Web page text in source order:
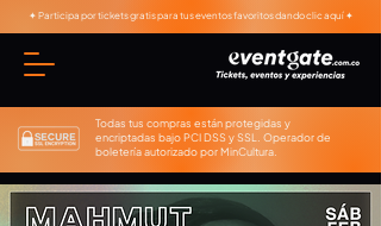
✦ Participa por tickets gratis para tus eventos favoritos dando clic aquí ✦
Todas tus compras están protegidas y
encriptadas bajo PCI DSS y SSL. Operador de
boletería autorizado por MinCultura.